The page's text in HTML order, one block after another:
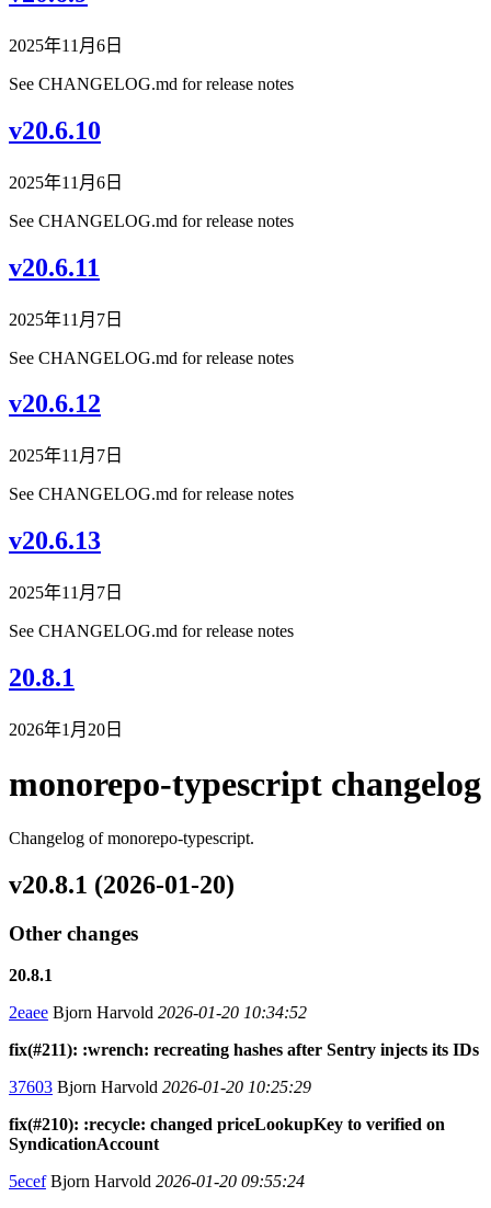
2025年11月6日
See CHANGELOG.md for release notes
v20.6.10
2025年11月6日
See CHANGELOG.md for release notes
v20.6.11
2025年11月7日
See CHANGELOG.md for release notes
v20.6.12
2025年11月7日
See CHANGELOG.md for release notes
v20.6.13
2025年11月7日
See CHANGELOG.md for release notes
20.8.1
2026年1月20日
monorepo-typescript changelog
Changelog of monorepo-typescript.
v20.8.1 (2026-01-20)
Other changes
20.8.1
2eaee Bjorn Harvold 2026-01-20 10:34:52
fix(#211): :wrench: recreating hashes after Sentry injects its IDs
37603 Bjorn Harvold 2026-01-20 10:25:29
fix(#210): :recycle: changed priceLookupKey to verified on
SyndicationAccount
5ecefBjorn Harvold 2026-01-20 09:55:24